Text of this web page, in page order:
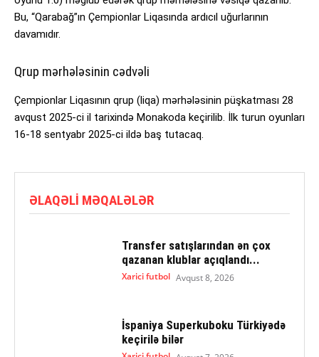
Bu, “Qarabağ”ın Çempionlar Liqasında ardıcıl uğurlarının
davamıdır.
Qrup mərhələsinin cədvəli
Çempionlar Liqasının qrup (liqa) mərhələsinin püşkatması 28
avqust 2025-ci il tarixində Monakoda keçirilib. İlk turun oyunları
16-18 sentyabr 2025-ci ildə baş tutacaq.
ƏLAQƏLI MƏQALƏLƏR
Transfer satışlarından ən çox
qazanan klublar açıqlandı...
Xarici futbol Avqust 8, 2026
İspaniya Superkuboku Türkiyədə
keçirilə bilər